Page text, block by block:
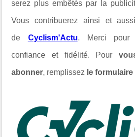
serez plus embêtés par la
Vous contribuerez ainsi et
de Cyclism'Actu. Merci pour
confiance et fidélité. Pour
abonner, remplissez le formulaire